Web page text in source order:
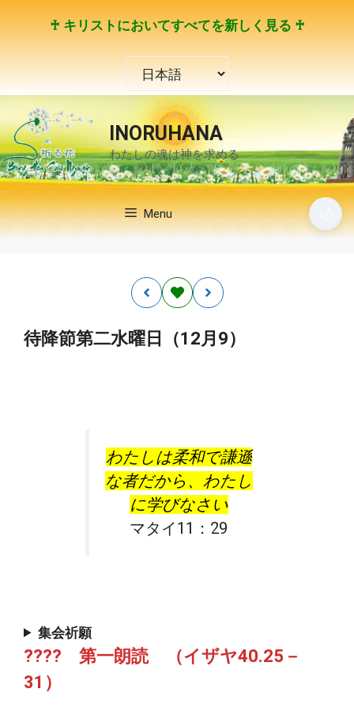
ス
キ
ッ
プ
♰ キリストにおいてすべてを新しく見る ♰
選
択
INORUHANA
わたしの魂は神を求める
Menu
待降節第二水曜日（12月9）
わたしは柔和で謙遜
な者だから、わたし
に学びなさい
マタイ11：29
集会祈願
???? 第一朗読 （イザヤ40.25－
31）